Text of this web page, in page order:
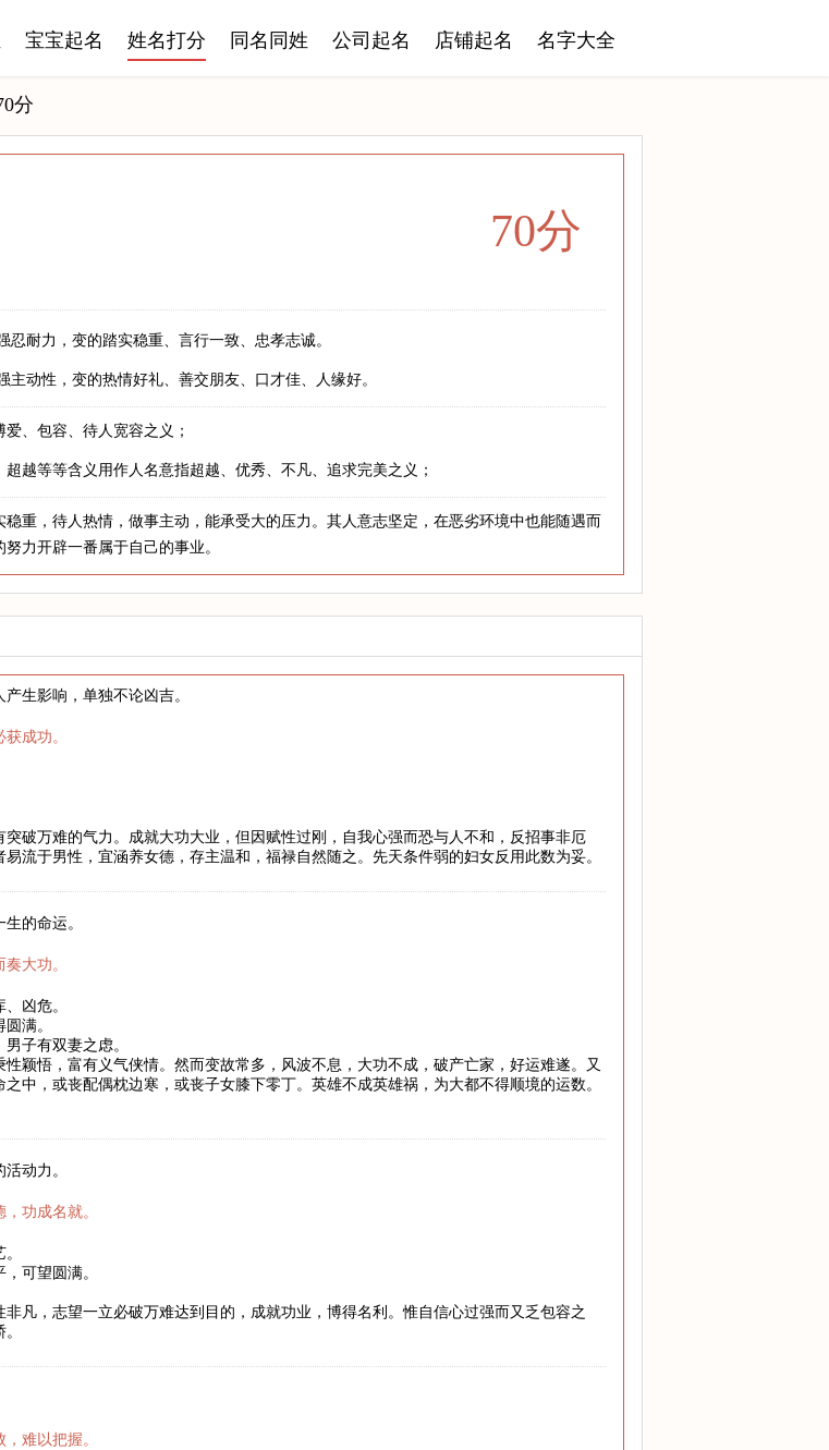
宝宝起名 姓名打分 同名同姓 公司起名 店铺起名 名字大全
分
70分
耐力，变的踏实稳重、言行一致、忠孝志诚。
动性，变的热情好礼、善交朋友、口才佳、人缘好。
、包容、待人宽容之义；
越等等含义用作人名意指超越、优秀、不凡、追求完美之义；
重，待人热情，做事主动，能承受大的压力。其人意志坚定，在恶劣环境中也能随遇而
力开辟一番属于自己的事业。
生影响，单独不论凶吉。
成功。
破万难的气力。成就大功大业，但因赋性过刚，自我心强而恐与人不和，反招事非厄
流于男性，宜涵养女德，存主温和，福禄自然随之。先天条件弱的妇女反用此数为妥。
的命运。
大功。
凶危。
满。
子有双妻之虑。
颖悟，富有义气侠情。然而变故常多，风波不息，大功不成，破产亡家，好运难遂。又
中，或丧配偶枕边寒，或丧子女膝下零丁。英雄不成英雄祸，为大都不得顺境的运数。
动力。
功成名就。
可望圆满。
凡，志望一立必破万难达到目的，成就功业，博得名利。惟自信心过强而又乏包容之
难以把握。